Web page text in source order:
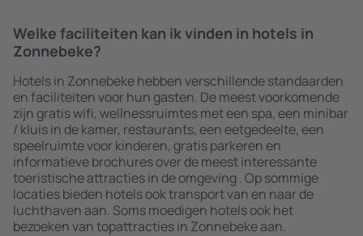
Welke faciliteiten kan ik vinden in hotels in
Zonnebeke?
Hotels in Zonnebeke hebben verschillende standaarden
en faciliteiten voor hun gasten. De meest voorkomende
zijn gratis wifi, wellnessruimtes met een spa, een minibar
/ kluis in de kamer, restaurants, een eetgedeelte, een
speelruimte voor kinderen, gratis parkeren en
informatieve brochures over de meest interessante
toeristische attracties in de omgeving . Op sommige
locaties bieden hotels ook transport van en naar de
luchthaven aan. Soms moedigen hotels ook het
bezoeken van topattracties in Zonnebeke aan.